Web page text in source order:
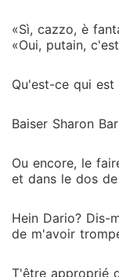
«Sì, cazzo, è
«Oui, putain,
Qu'est-ce qui est
Baiser Sharon
Ou encore, le
et dans le dos
Hein Dario? Dis-
de m'avoir
T'être approprié